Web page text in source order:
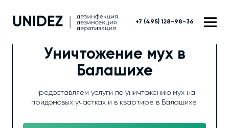
+7 (495) 128-98-36
Уничтожение мух в
Балашихе
Предоставляем услуги по уничтожению мух на
придомовых участках и в квартире в Балашихе.